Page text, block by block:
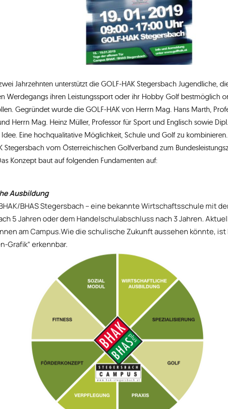
Jahrzehnten unterstützt die GOLF-HAK Stegersbach Jugendliche,
Werdegangs ihren Leistungssport oder ihr Hobby Golf bestmöglich
Gegründet wurde die GOLF-HAK von Herrn Mag. Hans Marth,
Herrn Mag. Heinz Müller, Professor für Sport und Englisch sowie
Eine hochqualitative Möglichkeit, Schule und Golf zu
Stegersbach vom Österreichischen Golfverband zum
Konzept baut auf folgenden Fundamenten auf:
Ausbildung
BHAS Stegersbach – eine bekannte Wirtschaftsschule mit
5 Jahren oder dem Handelschulabschluss nach 3 Jahren.
am Campus.Wie die schulische Zukunft aussehen könnte,
Grafik“ erkennbar.